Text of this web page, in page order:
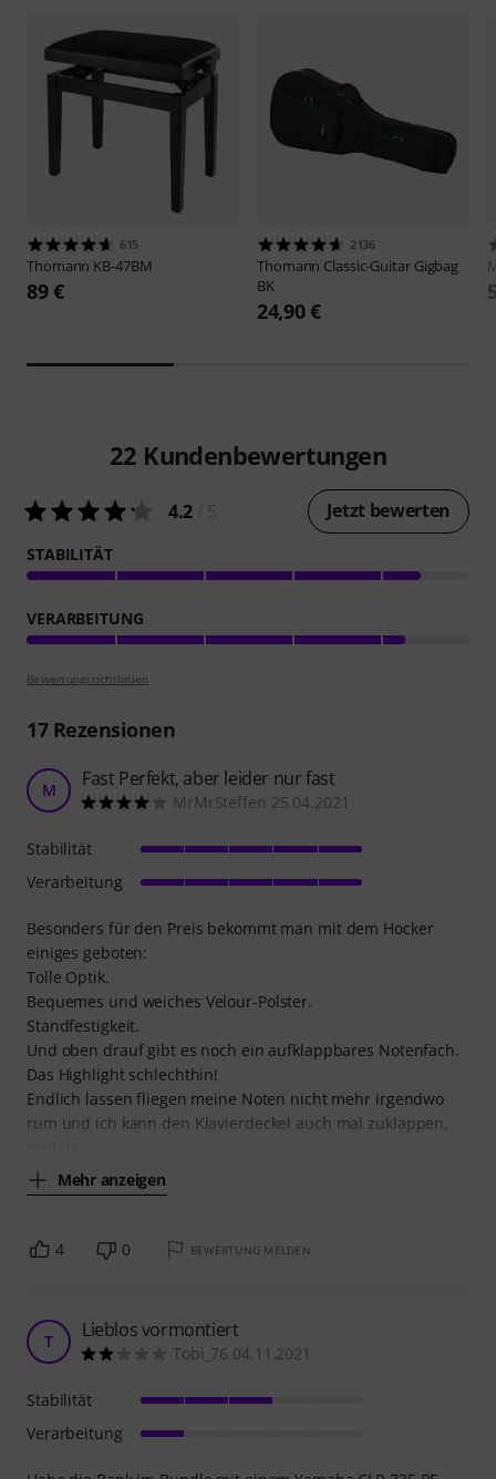
615
Thomann KB-47BM
89 €
2136
Thomann Classic-Guitar Gigbag
BK
24,90 €
22 Kundenbewertungen
4.2 Jetzt bewerten
STABILITÄT
VERARBEITUNG
Bewertungsrichtlinien
17Rezensionen
M Fast Perfekt, aber leider nur fast
MrMrSteffen 25.04.2021
Besonders für den Preis bekommt man mit dem Hocker
einiges geboten:
Tolle Optik.
Bequemes und weiches Velour-Polster.
Standfestigkeit.
Und oben drauf gibt es noch ein aufklappbares Notenfach.
Das Highlight schlechthin!
Endlich lassen fliegen meine Noten nicht mehr irgendwo
rum und ich kann den Klavierdeckel auch mal zuklappen,
Mehr anzeigen
Stabilität
Verarbeitung
4 0 BEWERTUNG MELDEN
T Lieblos vormontiert
Tobi_76 04.11.2021
Stabilität
Verarbeitung